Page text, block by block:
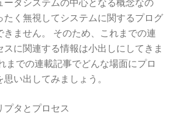
たく無視してシステムに関するプログ
きません。 そのため、これまでの連
に関連する情報は小出しにしてきま
までの連載記事でどんな場面にプロ
い出してみましょう。
プタとプロセス